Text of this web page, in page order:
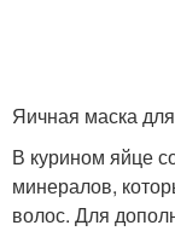
Яичная маска
В курином яйце
минералов,
волос. Для